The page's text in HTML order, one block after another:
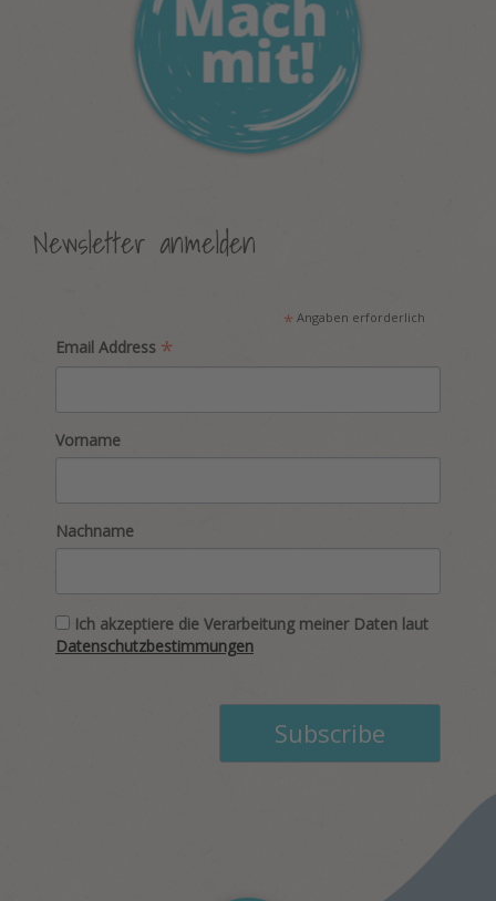
Newsletter anmelden
* Angaben erforderlich
Email Address *
Vorname
Nachname
Ich akzeptiere die Verarbeitung meiner Daten laut
Datenschutzbestimmungen